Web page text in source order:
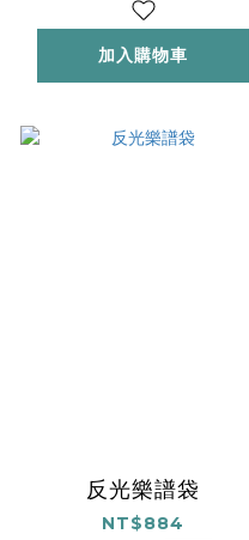
加入購物車
反光樂譜袋
NT$884